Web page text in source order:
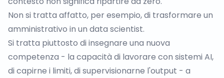
Non si tratta affatto, per esempio, di trasformare un
amministrativo in un data scientist.
Si tratta piuttosto di insegnare una nuova
competenza - la capacità di lavorare con sistemi AI,
di capirne i limiti, di supervisionarne l'output - a